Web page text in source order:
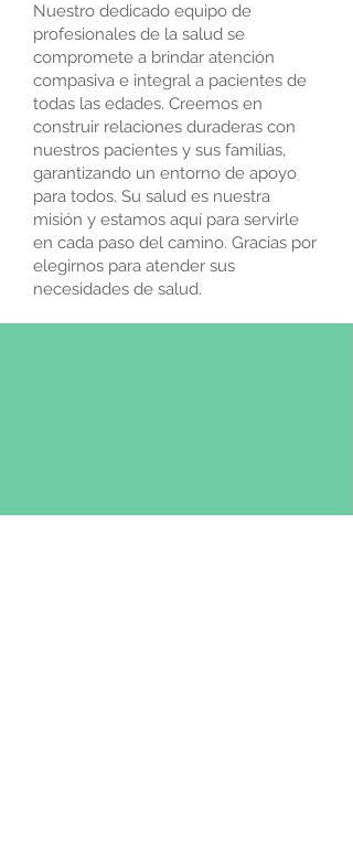
Nuestro dedicado equipo de
profesionales de la salud se
compromete a brindar atención
compasiva e integral a pacientes de
todas las edades. Creemos en
construir relaciones duraderas con
nuestros pacientes y sus familias,
garantizando un entorno de apoyo
para todos. Su salud es nuestra
misión y estamos aquí para servirle
en cada paso del camino. Gracias por
elegirnos para atender sus
necesidades de salud.